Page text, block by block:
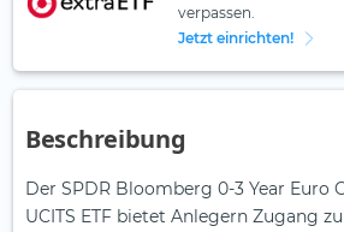
verpassen.
Jetzt einrichten!
Beschreibung
Der SPDR Bloomberg 0-3 Year Euro
UCITS ETF bietet Anlegern Zugang